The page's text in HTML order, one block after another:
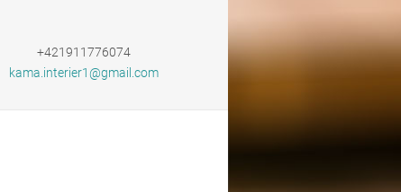
+421911776074
kama.interier1@gmail.com